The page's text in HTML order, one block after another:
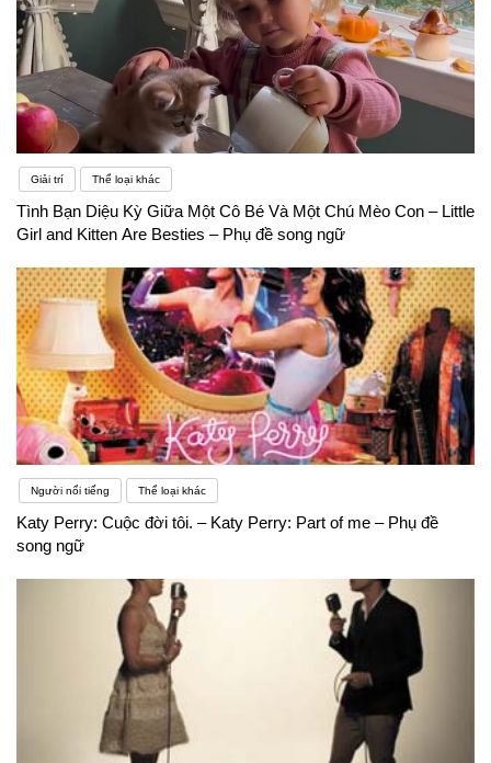
Giải trí Thể loại khác
Tình Bạn Diệu Kỳ Giữa Một Cô Bé Và Một Chú Mèo Con – Little
Girl and Kitten Are Besties – Phụ đề song ngữ
Người nổi tiếng Thể loại khác
Katy Perry: Cuộc đời tôi. – Katy Perry: Part of me – Phụ đề
song ngữ